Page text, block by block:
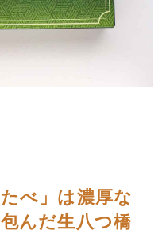
べ」は濃厚な
んだ生八つ橋